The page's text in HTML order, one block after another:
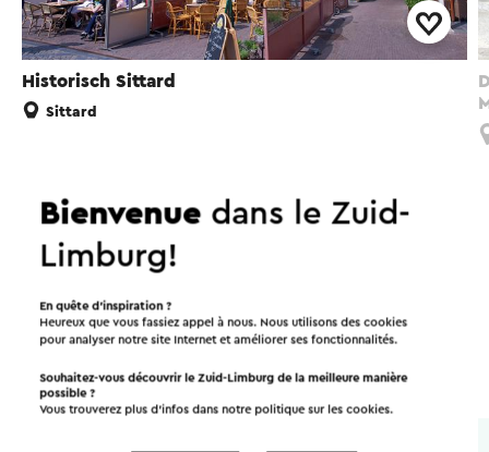
Historisch Sittard
Sittard
À faire dans la région!
Hébergements
Bienvenuedans le Zuid-
Limburg!
En quête d’inspiration ?
Heureux que vous fassiez appel à nous. Nous utilisons des cookies
pour analyser notre site Internet et améliorer ses fonctionnalités.
Souhaitez-vous découvrir le Zuid-Limburg de la meilleure manière
possible ?
Vous trouverez plus d’infos dans notre politique sur lescookies.